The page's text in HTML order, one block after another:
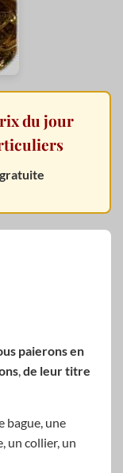
du jour
paierons en
,de leur titre
bague, une
un collier, un